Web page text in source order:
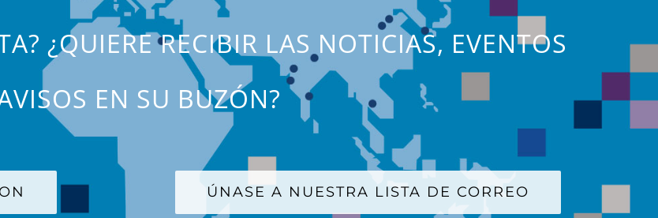
¿QUIERE RECIBIR LAS NOTICIAS, EVENTOS
EN SU BUZÓN?
ÚNASE A NUESTRA LISTA DE CORREO